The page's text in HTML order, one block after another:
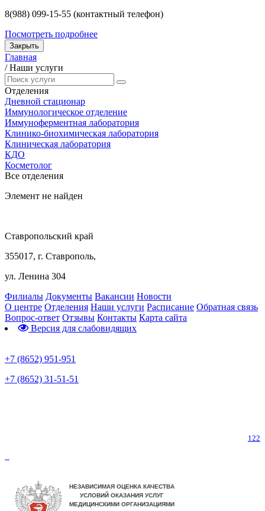
8(988) 099-15-55 (контактный телефон)
Посмотреть подробнее
Закрыть
Главная
/ Наши услуги
Отделения
Дневной стационар
Иммунологическое отделение
Иммуноферментная лаборатория
Клинико-биохимическая лаборатория
Клиническая лаборатория
КДО
Косметолог
Все отделения
Элемент не найден
Ставропольский край
355017, г. Ставрополь,
ул. Ленина 304
Филиалы Документы Вакансии Новости
О центре Отделения Наши услуги Расписание Обратная связь
Вопрос-ответ Отзывы Контакты Карта сайта
Версия для слабовидящих
+7 (8652) 951-951
+7 (8652) 31-51-51
122